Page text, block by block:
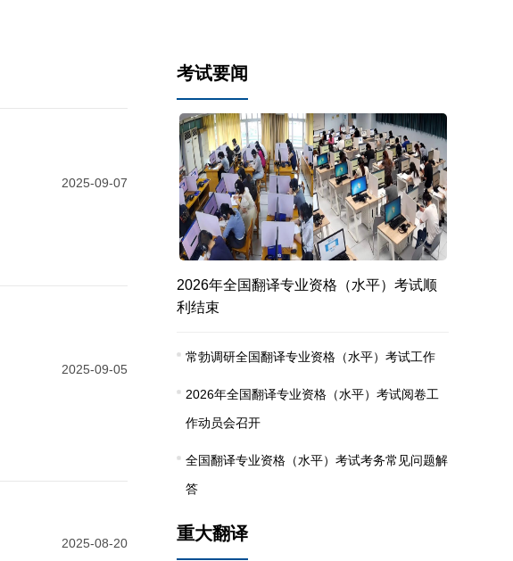
2025-09-07
2025-09-05
2025-08-20
考试要闻
2026年全国翻译专业资格（水平）考试顺
利结束
常勃调研全国翻译专业资格（水平）考试工作
2026年全国翻译专业资格（水平）考试阅卷工
作动员会召开
全国翻译专业资格（水平）考试考务常见问题解
答
重大翻译